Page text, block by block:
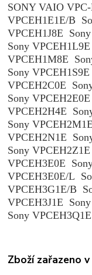
SONY VAIO
VPCEH1E1E/B
VPCEH1J8E
Sony
VPCEH1M8E
Sony
VPCEH2C0E
Sony
VPCEH2H4E
Sony
VPCEH2N1E
Sony
VPCEH3E0E
VPCEH3E0E/L
VPCEH3G1E/B
VPCEH3J1E
Sony
Zboží zařazeno